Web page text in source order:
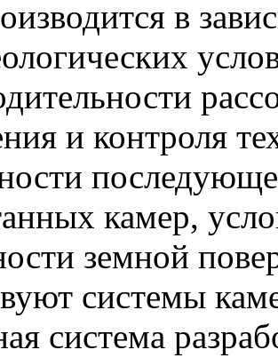
в
и контроля
камер,
земной
системы
система